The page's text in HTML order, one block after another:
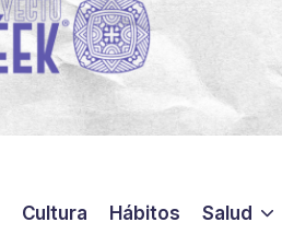
Cultura Hábitos Salud